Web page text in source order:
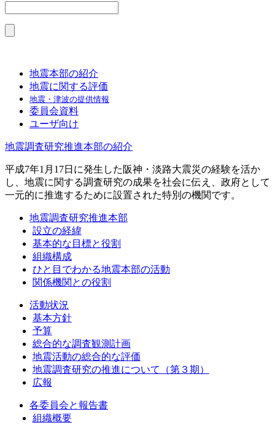
地震本部の紹介
地震に関する評価
地震・津波の提供情報
委員会資料
ユーザ向け
地震調査研究推進本部の紹介
平成7年1月17日に発生した阪神・淡路大震災の経験を活か
し、地震に関する調査研究の成果を社会に伝え、政府として
一元的に推進するために設置された特別の機関です。
地震調査研究推進本部
設立の経緯
基本的な目標と役割
組織構成
ひと目でわかる地震本部の活動
関係機関との役割
活動状況
基本方針
予算
総合的な調査観測計画
地震活動の総合的な評価
地震調査研究の推進について（第３期）
広報
各委員会と報告書
組織概要